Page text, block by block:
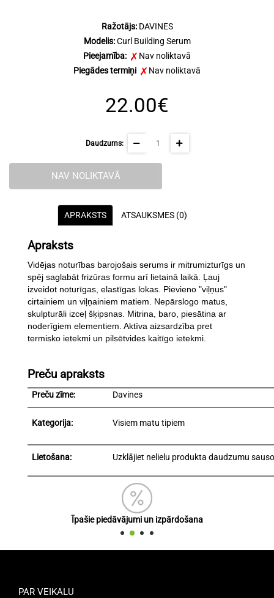
Ražotājs: DAVINES
Modelis:Curl Building Serum
Pieejamība:
Nav noliktavā
Piegādes termiņi
Nav noliktavā
22.00€
Daudzums:
NAV NOLIKTAVĀ
APRAKSTS ATSAUKSMES (0)
Apraksts
Vidējas noturības barojošais serums ir mitrumizturīgs un
spēj saglabāt frizūras formu arī lietainā laikā. Ļauj
izveidot noturīgas, elastīgas lokas. Pievieno "viļņus"
cirtainiem un viļņainiem matiem. Nepārslogo matus,
skulpturāli izceļ šķipsnas. Mitrina, baro, piesātina ar
noderīgiem elementiem. Aktīva aizsardzība pret
termisko ietekmi un pilsētvides kaitīgo ietekmi.
Preču apraksts
Preču zīme: Davines
Kategorija: Visiem matu tipiem
Lietošana: Uzklājiet nelielu produkta daudzumu
Īpašie piedāvājumi un izpārdošana
PAR VEIKALU